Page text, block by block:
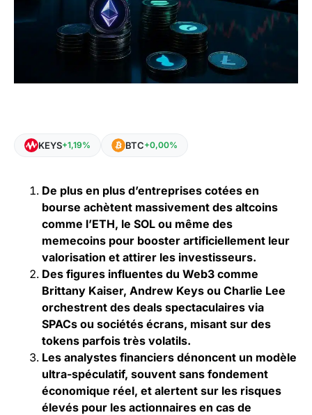
KEYS+1,19% BTC+0,00%
De plus en plus d’entreprises cotées en
bourse achètent massivement des altcoins
comme l’ETH, le SOL ou même des
memecoins pour booster artificiellement leur
valorisation et attirer les investisseurs.
Des figures influentes du Web3 comme
Brittany Kaiser, Andrew Keys ou Charlie Lee
orchestrent des deals spectaculaires via
SPACs ou sociétés écrans, misant sur des
tokens parfois très volatils.
Les analystes financiers dénoncent un modèle
ultra-spéculatif, souvent sans fondement
économique réel, et alertent sur les risques
élevés pour les actionnaires en cas de